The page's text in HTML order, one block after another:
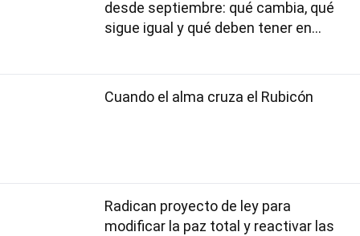
desde septiembre: qué cambia, qué
sigue igual y qué deben tener en
Cuando el alma cruza el Rubicón
Radican proyecto de ley para
modificar la paz total y reactivar las